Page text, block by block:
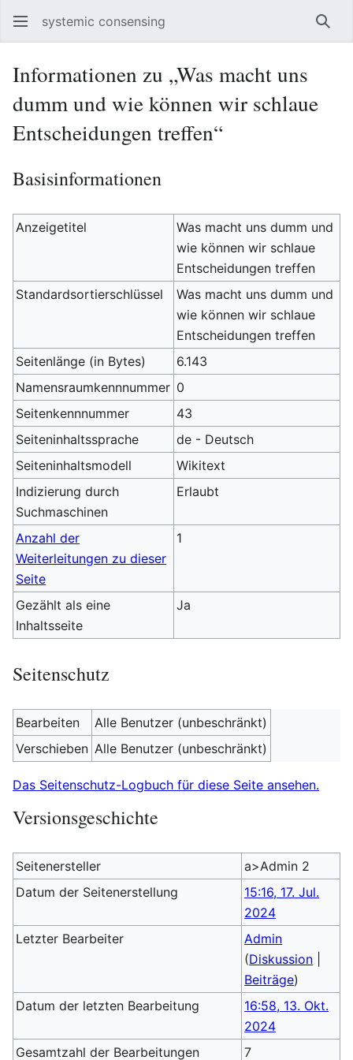
systemic consensing
Informationen zu „Was macht uns
dumm und wie können wir schlaue
Entscheidungen treffen“
Basisinformationen
Anzeigetitel
Was macht uns dumm und
wie können wir schlaue
Entscheidungen treffen
Standardsortierschlüssel
Was macht uns dumm und
wie können wir schlaue
Entscheidungen treffen
Seitenlänge (in Bytes)
6.143
Namensraumkennnummer 0
Seitenkennnummer
43
Seiteninhaltssprache
de - Deutsch
Seiteninhaltsmodell
Wikitext
Indizierung durch
Suchmaschinen
Erlaubt
Anzahl der
Weiterleitungen zu dieser
Seite
1
Gezählt als eine
Inhaltsseite
Ja
Seitenschutz
Bearbeiten
Alle Benutzer (unbeschränkt)
Verschieben Alle Benutzer (unbeschränkt)
Das Seitenschutz-Logbuch für diese Seite ansehen.
Versionsgeschichte
Seitenersteller
a>Admin 2
Datum der Seitenerstellung
15:16, 17. Jul.
2024
Letzter Bearbeiter
Admin
(Diskussion
Beiträge)
Datum der letzten Bearbeitung
16:58, 13. Okt.
2024
Gesamtzahl der Bearbeitungen
7